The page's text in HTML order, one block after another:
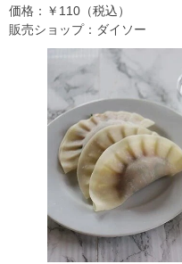
価格：￥110（税込）
販売ショップ：ダイソー